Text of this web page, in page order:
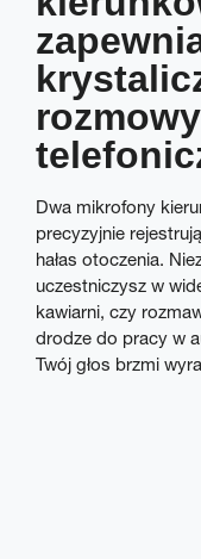
rozmowy
Dwa mikrofony
precyzyjnie
hałas otoczenia.
uczestniczysz w
kawiarni, czy
drodze do pracy w
Twój głos brzmi